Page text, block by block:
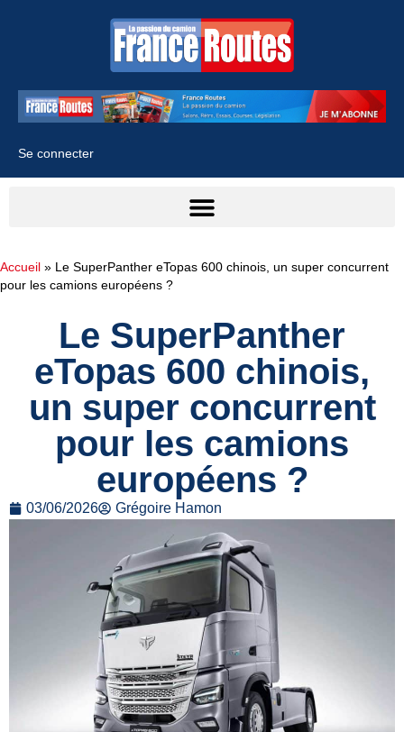
Se connecter
Accueil » Le SuperPanther eTopas 600 chinois, un super concurrent
pour les camions européens ?
Le SuperPanther
eTopas 600 chinois,
un super concurrent
pour les camions
européens ?
03/06/2026 Grégoire Hamon